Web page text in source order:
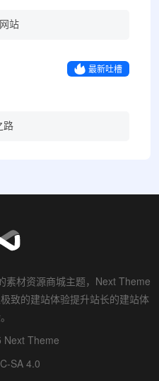
站
最新吐槽
路
素材资源商城主题，Next Theme
致的建站体验提升站长的建站体
Next Theme
SA 4.0